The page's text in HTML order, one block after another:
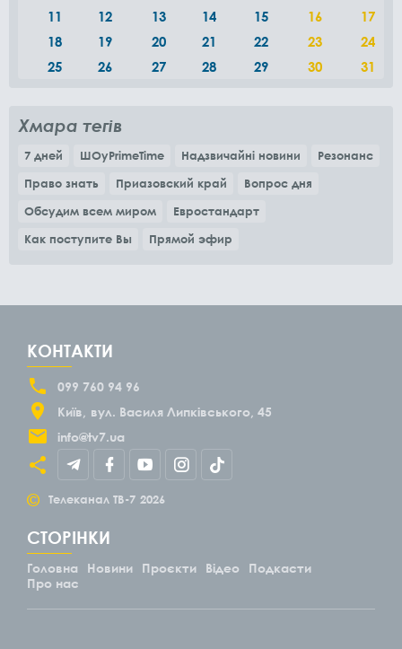
11
12 13 14 15 16
17
18
19 20 21 22 23
24
25
26 27 28 29 30 31
Хмара тегів
7 дней ШОуPrimeTime Надзвичайні новини
Резонанс
Право знать
Приазовский край
Вопрос дня
Обсудим всем миром
Евростандарт
Как поступите Вы
Прямой эфир
КОНТАКТИ
099 760 94 96
Київ
вул. Василя Липківського, 45
info@tv7.ua
© Телеканал ТВ-7 2026
СТОРІНКИ
Головна Новини Проєкти Відео
Подкасти
Про нас